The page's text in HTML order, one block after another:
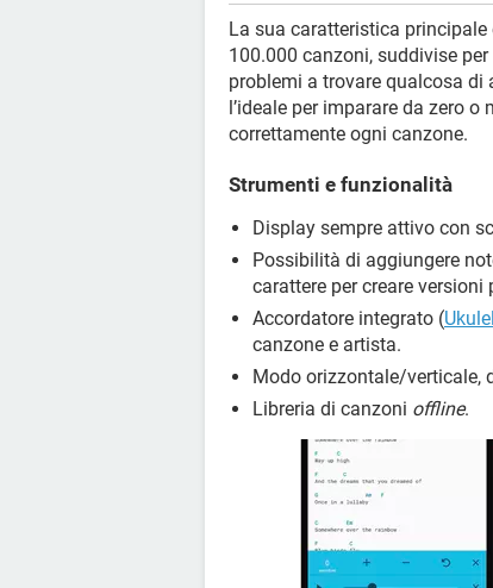
La sua caratteristica
100.000 canzoni, suddivise
problemi a trovare qualcosa di
l’ideale per imparare da zero
correttamente ogni canzone.
Strumenti e funzionalità
Display sempre attivo con
Possibilità di aggiungere
carattere per creare
Accordatore integrato (
canzone e artista.
Modo orizzontale/verticale,
Libreria di canzoni offline.